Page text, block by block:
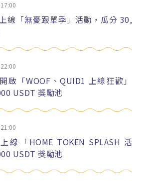
17:00
線「無憂跟單季」活動，瓜分 30,
22:00
啟「WOOF、QUID1 上線狂歡」
USDT 獎勵池
21:00
線「HOME TOKEN SPLASH 活
USDT 獎勵池